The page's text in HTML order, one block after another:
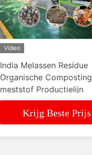
Video
India Melassen Residue
Organische Composting
meststof Productielijn
Krijg Beste Prijs